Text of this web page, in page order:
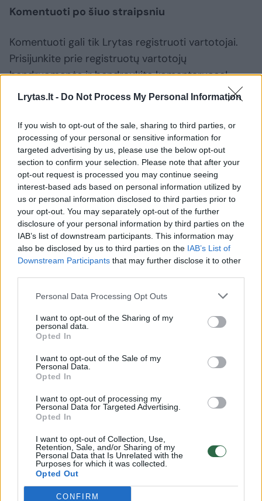
Lrytas.lt - Do Not Process My Personal Information
If you wish to opt-out of the sale, sharing to third parties, or
processing of your personal or sensitive information for
targeted advertising by us, please use the below opt-out
section to confirm your selection. Please note that after your
opt-out request is processed you may continue seeing
interest-based ads based on personal information utilized by
us or personal information disclosed to third parties prior to
your opt-out. You may separately opt-out of the further
disclosure of your personal information by third parties on the
IAB’s list of downstream participants. This information may
also be disclosed by us to third parties on the IAB’s List of
Downstream Participants that may further disclose it to other
Personal Data Processing Opt Outs
I want to opt-out of the Sharing of my
personal data.
Opted In
I want to opt-out of the Sale of my
Personal Data.
Opted In
I want to opt-out of processing my
Personal Data for Targeted Advertising.
Opted In
I want to opt-out of Collection, Use,
Retention, Sale, and/or Sharing of my
Personal Data that Is Unrelated with the
Purposes for which it was collected.
Opted Out
CONFIRM
Komentuoti po šiuo straipsniu
Komentuoti gali tik Lrytas registruoti vartotojai.
Prisijunkite prie registruotų vartotojų
bendruomenės ir bendraukite komentaruose!
Prisijungti komentatoriams
Būstas Architektūra
Atrodo lyg fantastinio filmo
dekoracija: lietuvių pamėgtame
mieste iškils milžiniškų uolų
bokštas
2026 m. rugpjūčio 5 d. 18:35